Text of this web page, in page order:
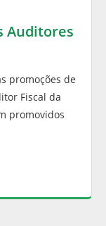
Auditores
promoções de
Fiscal da
promovidos